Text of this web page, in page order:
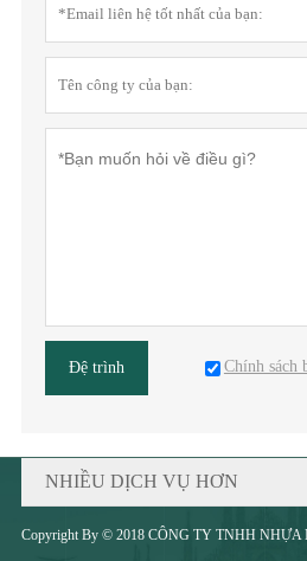
Đệ trình Chính sách
NHIỀU DỊCH VỤ HƠN
Copyright By © 2018 CÔNG TY TNHH